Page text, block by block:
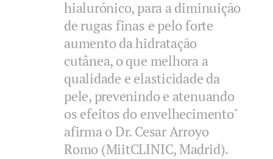
hialurónico, para a diminuição
de rugas finas e pelo forte
aumento da hidratação
cutânea, o que melhora a
qualidade e elasticidade da
pele, prevenindo e atenuando
os efeitos do envelhecimento"
afirma o Dr. Cesar Arroyo
Romo (MiitCLINIC, Madrid).